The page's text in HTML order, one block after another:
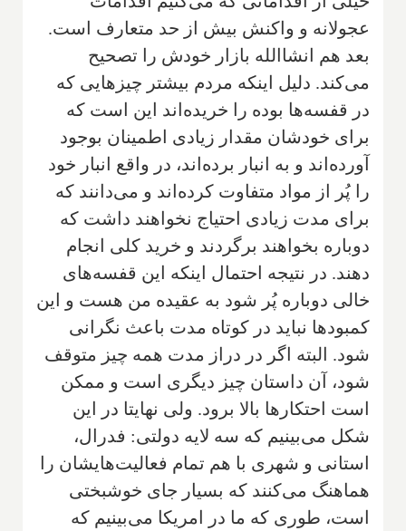
عجولانه و واکنش بیش از حد متعارف است.
بعد هم انشاالله‌ بازار خودش را تصحیح
می‌کند. دلیل اینکه مردم بیشتر چیزهایی که
در قفسه‌ها بوده را خریده‌اند این است که
برای خودشان مقدار زیادی اطمینان بوجود
آورده‌اند‌ و به انبار برده‌اند، در واقع انبار خود
را پُر از مواد متفاوت کرده‌اند و می‌دانند که
برای مدت زیادی احتیاج نخواهند داشت که
دوباره بخواهند برگردند و خرید کلی انجام
دهند. در نتیجه احتمال اینکه این قفسه‌های
خالی دوباره پُر شود به عقیده من هست و این
کمبودها نباید در کوتاه مدت باعث نگرانی
شود. البته اگر در دراز مدت همه چیز متوقف
شود، آن داستان چیز دیگری است و ممکن
است احتکار‌ها بالا برود. ولی نهایتا در این
شکل می‌بینیم که سه لایه دولتی: فدرال،‌
استانی و ‌شهری با هم تمام فعالیت‌هایشان را
هماهنگ می‌کنند که بسیار جای خوشبختی
است، طوری که ما در امریکا می‌بینیم که